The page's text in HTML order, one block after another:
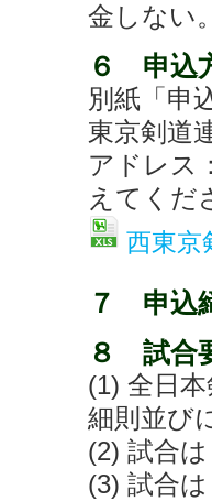
金しない
６ 申込
別紙「申
東京剣道
アドレス
えてくだ
西東京
７ 申込
８ 試合
(1) 全日
細則並び
(2) 試合
(3) 試合